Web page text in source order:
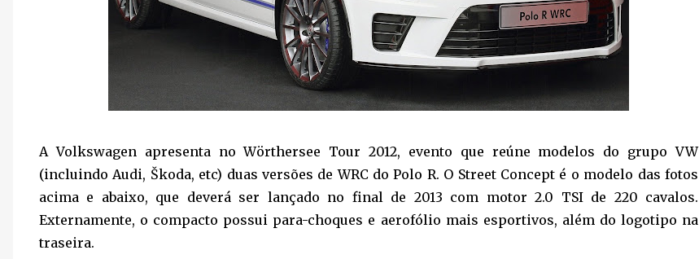
A Volkswagen apresenta no Wörthersee Tour 2012, evento que reúne modelos do grupo VW
(incluindo Audi, Škoda, etc) duas versões de WRC do Polo R. O Street Concept é o modelo das fotos
acima e abaixo, que deverá ser lançado no final de 2013 com motor 2.0 TSI de 220 cavalos.
Externamente, o compacto possui para-choques e aerofólio mais esportivos, além do logotipo na
traseira.